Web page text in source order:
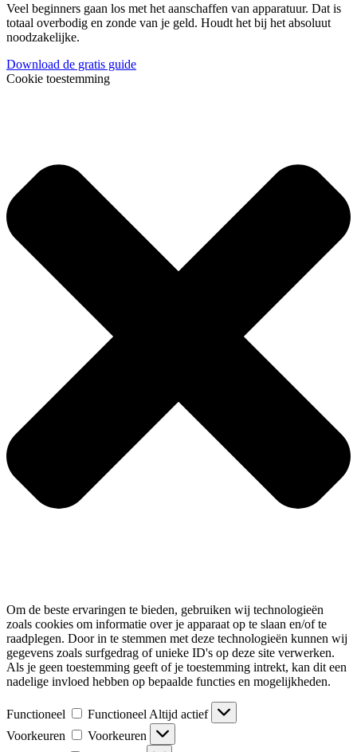
Veel beginners gaan los met het aanschaffen van apparatuur. Dat is
totaal overbodig en zonde van je geld. Houdt het bij het absoluut
noodzakelijke.
Download de gratis guide
Cookie toestemming
Om de beste ervaringen te bieden, gebruiken wij technologieën
zoals cookies om informatie over je apparaat op te slaan en/of te
raadplegen. Door in te stemmen met deze technologieën kunnen wij
gegevens zoals surfgedrag of unieke ID's op deze site verwerken.
Als je geen toestemming geeft of je toestemming intrekt, kan dit een
nadelige invloed hebben op bepaalde functies en mogelijkheden.
Functioneel Functioneel Altijd actief
Voorkeuren
Voorkeuren